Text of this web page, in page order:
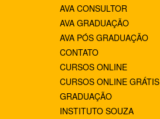
AVA CONSULTOR
AVA GRADUAÇÃO
AVA PÓS GRADUAÇÃO
CONTATO
CURSOS ONLINE
CURSOS ONLINE GRÁTIS
GRADUAÇÃO
INSTITUTO SOUZA